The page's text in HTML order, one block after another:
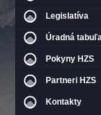
Legislatíva
Úradná
Pokyny HZS
Partneri HZS
Kontakty